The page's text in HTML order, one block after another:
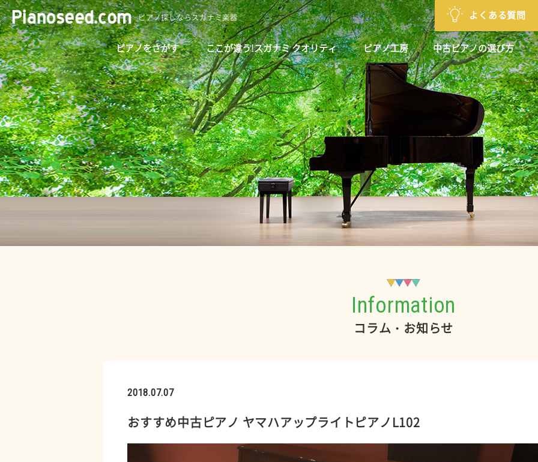
ピアノ探しならスガナミ楽器
ピアノをさがす ここが違う!スガナミ クオリティ ピアノ工房 中古ピアノの選び方
よくある質問
Information
コラム・お知らせ
2018.07.07
おすすめ中古ピアノ ヤマハアップライトピアノL102